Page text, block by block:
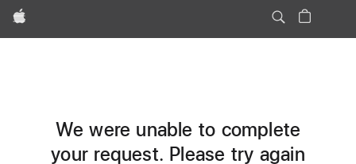
Apple
We were unable to complete
your request. Please try again